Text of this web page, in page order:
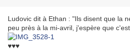
Ludovic dit à Ethan : "Ils disent que la
peu près à la mi-avril, j'espère que
♥♥♥